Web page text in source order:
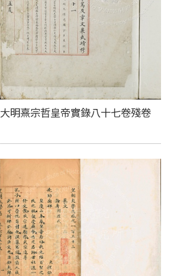
大明熹宗哲皇帝實錄八十七卷殘卷